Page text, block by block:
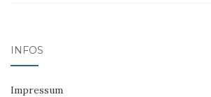
INFOS
Impressum